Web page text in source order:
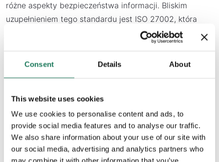
Consent Details About
This website uses cookies
We use cookies to personalise content and ads, to
provide social media features and to analyse our traffic.
We also share information about your use of our site with
our social media, advertising and analytics partners who
różne aspekty bezpieczeństwa informacji. Bliskim
uzupełnieniem tego standardu jest ISO 27002, która
dostarcza szczegółowych wskazówek dotyczących
poszczególnych środków bezpieczeństwa. Podczas gdy
ISO 27001 określa wymagania dla systemu zarządzania,
bezpieczeństwem, np. NIST Cybersecurity Framework
czy COBIT, które oferują modele nadzoru i zarządzania
ryzykiem. W praktyce wiele organizacji łączy je z ISO